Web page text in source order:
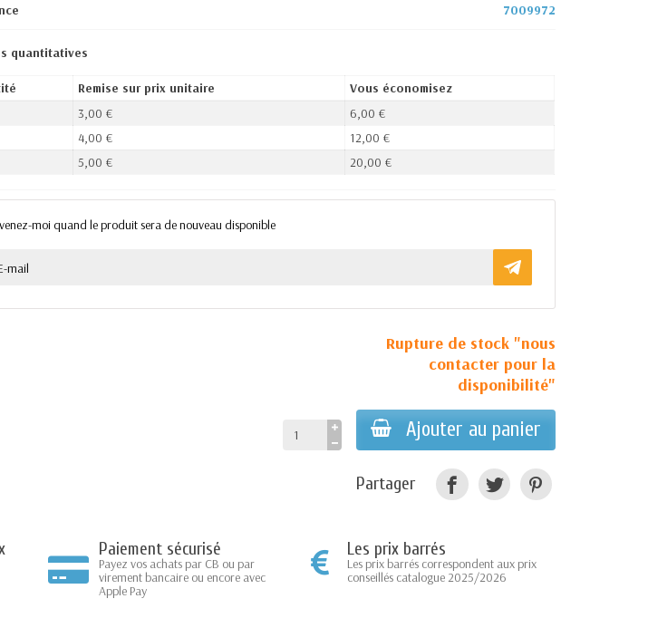
7009972
quantitatives
Remise sur prix unitaire
Vous économisez
3,00 €
6,00 €
4,00 €
12,00 €
5,00 € 20,00 €
moi quand le produit sera de nouveau disponible
Rupture de stock "nous
contacter pour la
disponibilité"
Ajouter au panier
Partager
Paiement sécurisé
Payez vos achats par CB ou par
virement bancaire ou encore avec
Apple Pay
Les prix barrés
Les prix barrés correspondent aux prix
conseillés catalogue 2025/2026